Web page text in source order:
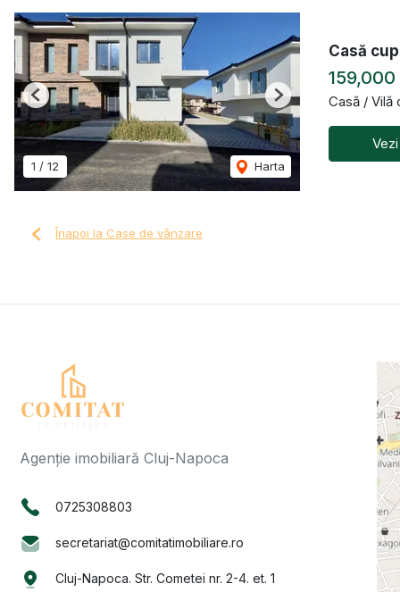
1 / 12 Harta
Previous Next
Casă
159,000
Casă / Vilă
Înapoi la Case de vânzare
Agenție imobiliară Cluj-Napoca
0725308803
secretariat@comitatimobiliare.ro
Cluj-Napoca. Str. Cometei nr. 2-4. et. 1